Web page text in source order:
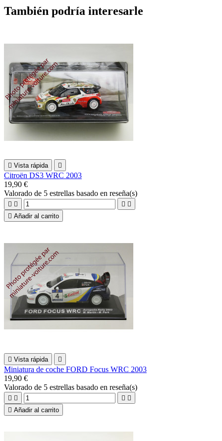
También podría interesarle
 Vista rápida 
Citroën DS3 WRC 2003
19,90 €
Valorado de 5 estrellas basado en reseña(s)
   
 Añadir al carrito
 Vista rápida 
Miniatura de coche FORD Focus WRC 2003
19,90 €
Valorado de 5 estrellas basado en reseña(s)
   
 Añadir al carrito